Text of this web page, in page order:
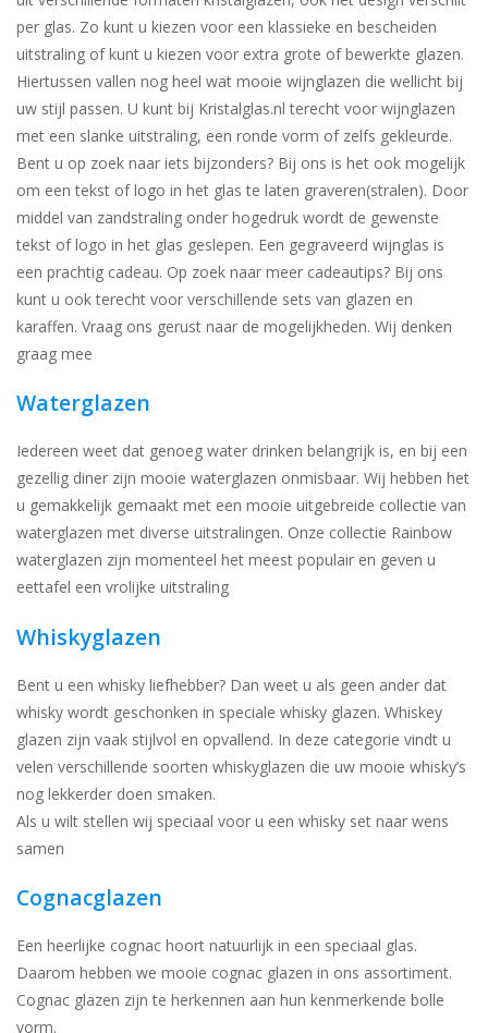
per glas. Zo kunt u kiezen voor een klassieke en bescheiden
uitstraling of kunt u kiezen voor extra grote of bewerkte glazen.
Hiertussen vallen nog heel wat mooie wijnglazen die wellicht bij
uw stijl passen. U kunt bij Kristalglas.nl terecht voor wijnglazen
met een slanke uitstraling, een ronde vorm of zelfs gekleurde.
Bent u op zoek naar iets bijzonders? Bij ons is het ook mogelijk
om een tekst of logo in het glas te laten graveren(stralen). Door
middel van zandstraling onder hogedruk wordt de gewenste
tekst of logo in het glas geslepen. Een gegraveerd wijnglas is
een prachtig cadeau. Op zoek naar meer cadeautips? Bij ons
kunt u ook terecht voor verschillende sets van glazen en
karaffen. Vraag ons gerust naar de mogelijkheden. Wij denken
graag mee
Waterglazen
Iedereen weet dat genoeg water drinken belangrijk is, en bij een
gezellig diner zijn mooie waterglazen onmisbaar. Wij hebben het
u gemakkelijk gemaakt met een mooie uitgebreide collectie van
waterglazen met diverse uitstralingen. Onze collectie Rainbow
waterglazen zijn momenteel het meest populair en geven u
eettafel een vrolijke uitstraling
Whiskyglazen
Bent u een whisky liefhebber? Dan weet u als geen ander dat
whisky wordt geschonken in speciale whisky glazen. Whiskey
glazen zijn vaak stijlvol en opvallend. In deze categorie vindt u
velen verschillende soorten whiskyglazen die uw mooie whisky’s
nog lekkerder doen smaken.
Als u wilt stellen wij speciaal voor u een whisky set naar wens
samen
Cognacglazen
Een heerlijke cognac hoort natuurlijk in een speciaal glas.
Daarom hebben we mooie cognac glazen in ons assortiment.
Cognac glazen zijn te herkennen aan hun kenmerkende bolle
vorm.